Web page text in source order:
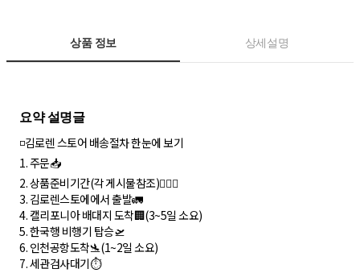
상품 정보 상세설명
요약 설명글
◽️김로렌 스토어 배송절차 한눈에 보기
1. 주문📥
2. 상품준비기간(각 게시물참조)🏃🏻‍♀️
3. 김로렌스토에에서 출발🚛
4. 캘리포니아 배대지 도착🏢(3~5일 소요)
5. 한국행 비행기 탑승🛫
6. 인천공항도착🛬(1~2일 소요)
7. 세관검사대기⏱